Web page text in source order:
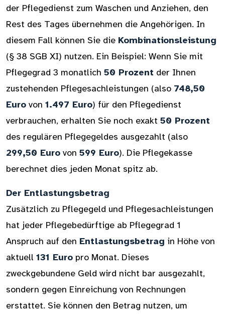
der Pflegedienst zum Waschen und Anziehen, den
Rest des Tages übernehmen die Angehörigen. In
diesem Fall können Sie die Kombinationsleistung
(§ 38 SGB XI) nutzen. Ein Beispiel: Wenn Sie mit
Pflegegrad 3 monatlich 50 Prozent der Ihnen
zustehenden Pflegesachleistungen (also 748,50
Euro von 1.497 Euro) für den Pflegedienst
verbrauchen, erhalten Sie noch exakt 50 Prozent
des regulären Pflegegeldes ausgezahlt (also
299,50 Euro von 599 Euro). Die Pflegekasse
berechnet dies jeden Monat spitz ab.
Der Entlastungsbetrag
Zusätzlich zu Pflegegeld und Pflegesachleistungen
hat jeder Pflegebedürftige ab Pflegegrad 1
Anspruch auf den Entlastungsbetrag in Höhe von
aktuell 131 Euro pro Monat. Dieses
zweckgebundene Geld wird nicht bar ausgezahlt,
sondern gegen Einreichung von Rechnungen
erstattet. Sie können den Betrag nutzen, um